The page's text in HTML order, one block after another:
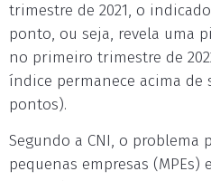
trimestre de 2021, o
ponto, ou seja, revela uma
no primeiro trimestre de
índice permanece acima de
pontos).
Segundo a CNI, o problema
pequenas empresas